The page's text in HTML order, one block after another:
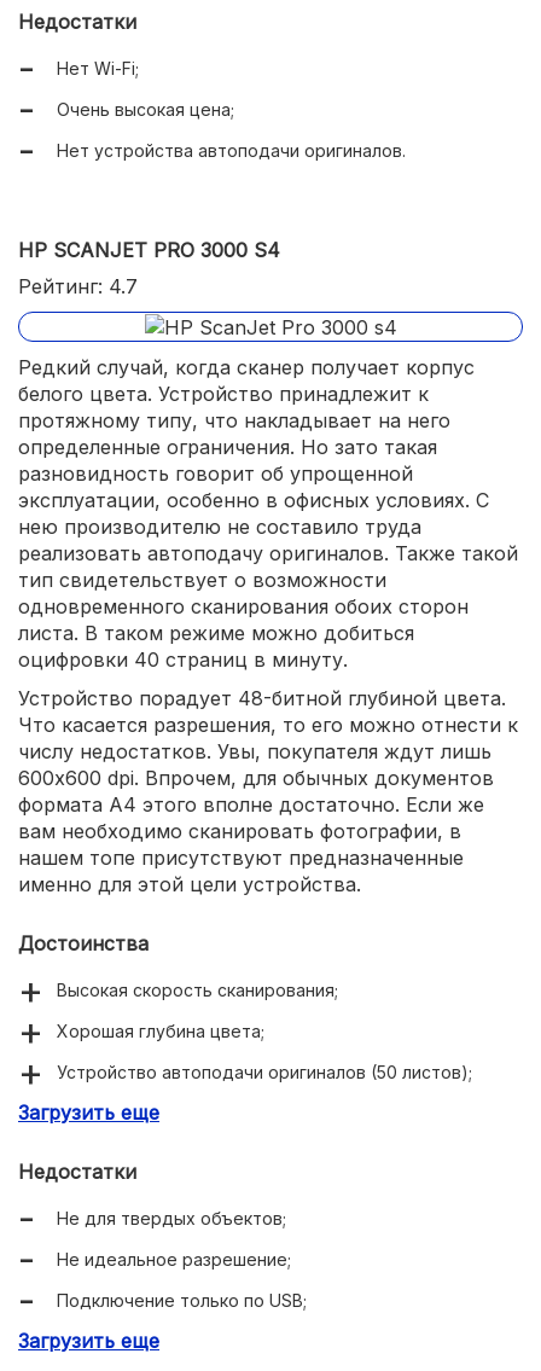
Недостатки
Нет Wi-Fi;
Очень высокая цена;
Нет устройства автоподачи оригиналов.
HP SCANJET PRO 3000 S4
Рейтинг: 4.7
Редкий случай, когда сканер получает корпус
белого цвета. Устройство принадлежит к
протяжному типу, что накладывает на него
определенные ограничения. Но зато такая
разновидность говорит об упрощенной
эксплуатации, особенно в офисных условиях. С
нею производителю не составило труда
реализовать автоподачу оригиналов. Также такой
тип свидетельствует о возможности
одновременного сканирования обоих сторон
листа. В таком режиме можно добиться
оцифровки 40 страниц в минуту.
Устройство порадует 48-битной глубиной цвета.
Что касается разрешения, то его можно отнести к
числу недостатков. Увы, покупателя ждут лишь
600x600 dpi. Впрочем, для обычных документов
формата A4 этого вполне достаточно. Если же
вам необходимо сканировать фотографии, в
нашем топе присутствуют предназначенные
именно для этой цели устройства.
Достоинства
Высокая скорость сканирования;
Хорошая глубина цвета;
Устройство автоподачи оригиналов (50 листов);
Двусторонний режим работы;
Загрузить еще
Недостатки
Не для твердых объектов;
Не идеальное разрешение;
Подключение только по USB;
Высокая цена.
Загрузить еще